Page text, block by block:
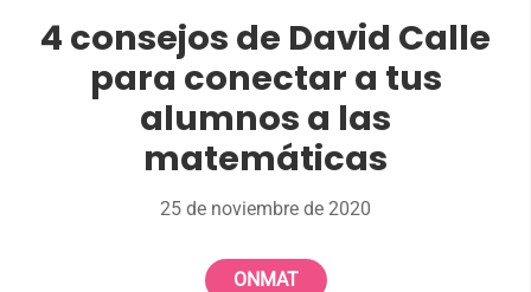
4 consejos de David Calle
para conectar a tus
alumnos a las
matemáticas
25 de noviembre de 2020
ONMAT